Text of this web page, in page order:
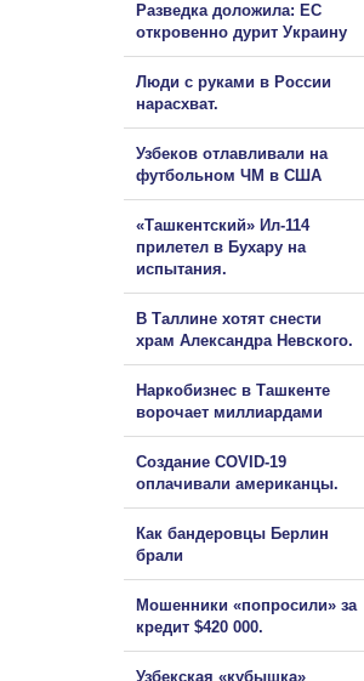
Разведка доложила: ЕС
откровенно дурит Украину
Люди с руками в России
нарасхват.
Узбеков отлавливали на
футбольном ЧМ в США
«Ташкентский» Ил-114
прилетел в Бухару на
испытания.
В Таллине хотят снести
храм Александра Невского.
Наркобизнес в Ташкенте
ворочает миллиардами
Создание COVID-19
оплачивали американцы.
Как бандеровцы Берлин
брали
Мошенники «попросили» за
кредит $420 000.
Узбекская «кубышка»